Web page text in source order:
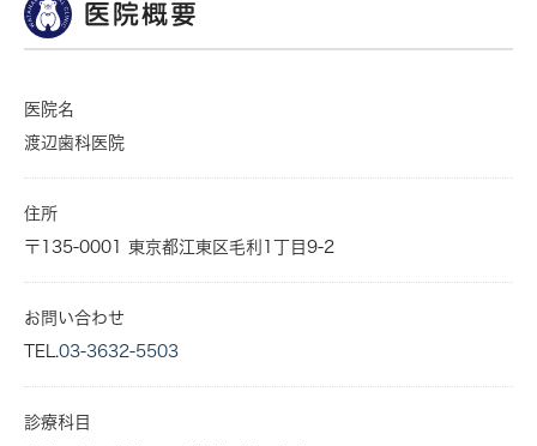
医院概要
医院名
渡辺歯科医院
住所
〒135-0001 東京都江東区毛利1丁目9-2
お問い合わせ
TEL.03-3632-5503
診療科目